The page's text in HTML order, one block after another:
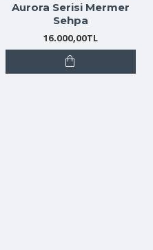
Aurora Serisi Mermer
Sehpa
16.000,00TL